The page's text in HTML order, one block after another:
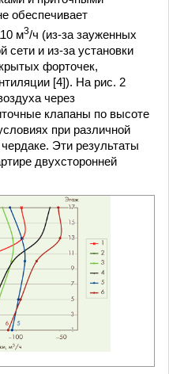
обеспечивает
м3/ч (из-за зауженных
сети и из-за установки
форточек,
[4]). На рис. 2
через
клапаны по высоте
при различной
Эти результаты
двухсторонней